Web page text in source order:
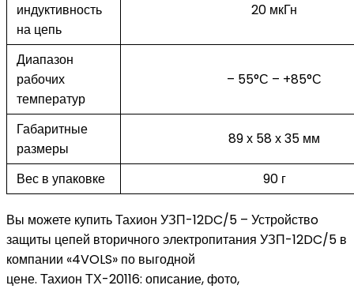
индуктивность
на цепь
20 мкГн
Диапазон
рабочих
температур
– 55°С – +85°С
Габаритные
размеры
89 х 58 х 35 мм
Вес в упаковке 90 г
Вы можете купить Тахион УЗП-12DC/5 – Устройствo
защиты цепей вторичного электропитания УЗП-12DC/5 в
компании «4VOLS» по выгодной
цене. Тахион ТХ-20116: описание, фото,